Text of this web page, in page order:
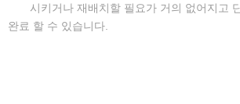
시키거나 재배치할 필요가 거의 없어지고
완료 할 수 있습니다.